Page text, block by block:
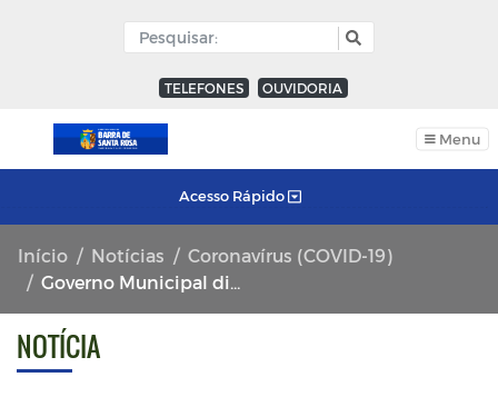
TELEFONES OUVIDORIA
Menu
Acesso Rápido
Início Notícias
Coronavírus (COVID-19)
Governo Municipal disponibiliza tendas, cadeiras, guardas e higienização diária para a Casa Lotérica
NOTÍCIA